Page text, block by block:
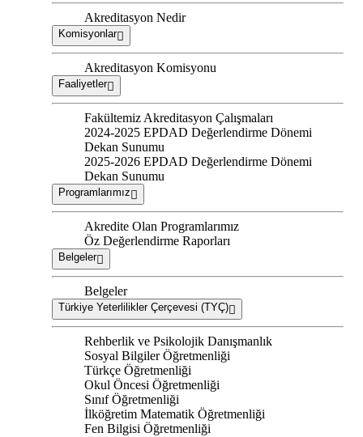
Akreditasyon Nedir
Komisyonlar
Akreditasyon Komisyonu
Faaliyetler
Fakültemiz Akreditasyon Çalışmaları
2024-2025 EPDAD Değerlendirme Dönemi
Dekan Sunumu
2025-2026 EPDAD Değerlendirme Dönemi
Dekan Sunumu
Programlarımız
Akredite Olan Programlarımız
Öz Değerlendirme Raporları
Belgeler
Belgeler
Türkiye Yeterlilikler Çerçevesi (TYÇ)
Rehberlik ve Psikolojik Danışmanlık
Sosyal Bilgiler Öğretmenliği
Türkçe Öğretmenliği
Okul Öncesi Öğretmenliği
Sınıf Öğretmenliği
İlköğretim Matematik Öğretmenliği
Fen Bilgisi Öğretmenliği